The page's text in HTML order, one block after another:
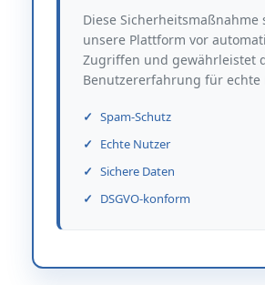
Diese Sicherheitsmaßnahme
unsere Plattform vor
Zugriffen und gewährleistet
Benutzererfahrung für echte
Spam-Schutz
Echte Nutzer
Sichere Daten
DSGVO-konform